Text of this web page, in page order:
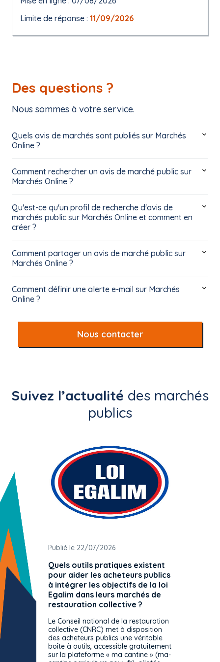
Limite de réponse : 11/09/2026
Des questions ?
Nous sommes à votre service.
Quels avis de marchés sont publiés sur Marchés
Online ?
Comment rechercher un avis de marché public sur
Marchés Online ?
Qu'est-ce qu'un profil de recherche d'avis de
marchés public sur Marchés Online et comment en
créer ?
Comment partager un avis de marché public sur
Marchés Online ?
Comment définir une alerte e-mail sur Marchés
Online ?
Nous contacter
Suivez l’actualité des marchés
publics
Publié le 22/07/2026
Quels outils pratiques existent
pour aider les acheteurs publics
à intégrer les objectifs de la loi
Egalim dans leurs marchés de
restauration collective ?
Le Conseil national de la restauration
collective (CNRC) met à disposition
des acheteurs publics une véritable
boîte à outils, accessible gratuitement
sur la plateforme « ma cantine » (ma-